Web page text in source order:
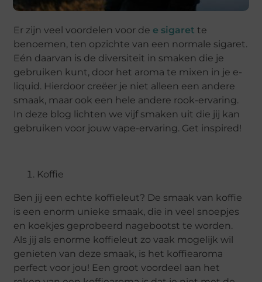
Er zijn veel voordelen voor de e sigaret te
benoemen, ten opzichte van een normale sigaret.
Eén daarvan is de diversiteit in smaken die je
gebruiken kunt, door het aroma te mixen in je e-
liquid. Hierdoor creëer je niet alleen een andere
smaak, maar ook een hele andere rook-ervaring.
In deze blog lichten we vijf smaken uit die jij kan
gebruiken voor jouw vape-ervaring. Get inspired!
Koffie
Ben jij een echte koffieleut? De smaak van koffie
is een enorm unieke smaak, die in veel snoepjes
en koekjes geprobeerd nagebootst te worden.
Als jij als enorme koffieleut zo vaak mogelijk wil
genieten van deze smaak, is het koffiearoma
perfect voor jou! Een groot voordeel aan het